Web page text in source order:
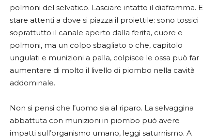
polmoni del selvatico. Lasciare intatto il diaframma. E
stare attenti a dove si piazza il proiettile: sono tossici
soprattutto il canale aperto dalla ferita, cuore e
polmoni, ma un colpo sbagliato o che, capitolo
ungulati e munizioni a palla, colpisce le ossa può far
aumentare di molto il livello di piombo nella cavità
addominale.
Non si pensi che l’uomo sia al riparo. La selvaggina
abbattuta con munizioni in piombo può avere
impatti sull’organismo umano, leggi saturnismo. A